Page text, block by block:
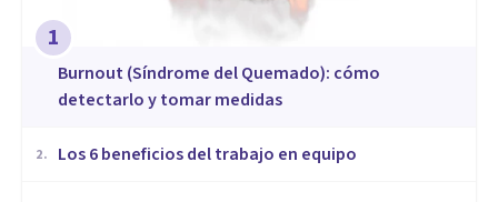
1
Burnout (Síndrome del Quemado): cómo
detectarlo y tomar medidas
2. ​Los 6 beneficios del trabajo en equipo